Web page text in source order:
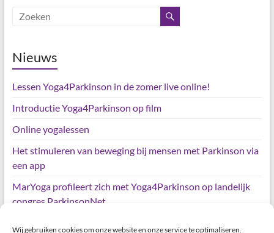
Wij gebruiken cookies om onze website en onze service te optimaliseren.
Nieuws
Lessen Yoga4Parkinson in de zomer live online!
Introductie Yoga4Parkinson op film
Online yogalessen
Het stimuleren van beweging bij mensen met Parkinson via
een app
MarYoga profileert zich met Yoga4Parkinson op landelijk
congres ParkinsonNet